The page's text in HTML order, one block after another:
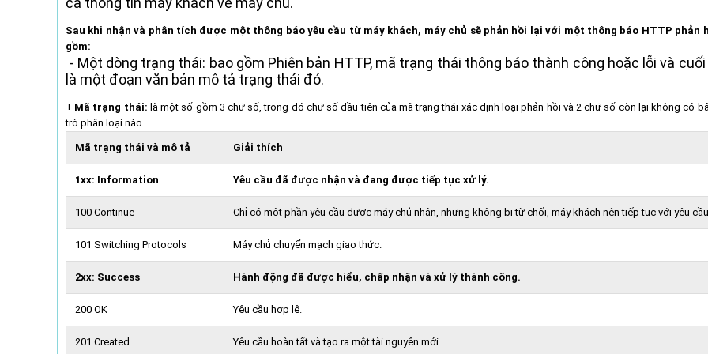
Sau khi nhận và phân tích được một thông báo yêu cầu từ máy khách, máy chủ sẽ phản hồi lại với một thông báo HTTP phản
gồm:
- Một dòng trạng thái: bao gồm Phiên bản HTTP, mã trạng thái thông báo thành công hoặc lỗi và
là một đoạn văn bản mô tả trạng thái đó.
+ Mã trạng thái: là một số gồm 3 chữ số, trong đó chữ số đầu tiên của mã trạng thái xác định loại phản hồi và 2 chữ số còn lại không có
trò phân loại nào.
Mã trạng thái và mô tả Giải thích
1xx: Information Yêu cầu đã được nhận và đang được tiếp tục xử lý.
100 Continue Chỉ có một phần yêu cầu được máy chủ nhận, nhưng không bị từ chối, máy khách nên tiếp tục với yêu
101 Switching Protocols Máy chủ chuyển mạch giao thức.
2xx: Success Hành động đã được hiểu, chấp nhận và xử lý thành công.
200 OK Yêu cầu hợp lệ.
201 Created Yêu cầu hoàn tất và tạo ra một tài nguyên mới.